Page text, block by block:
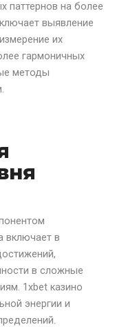
паттернов на более
выявление
их
гармоничных
методы
включает в
в сложные
1xbet казино
энергии и